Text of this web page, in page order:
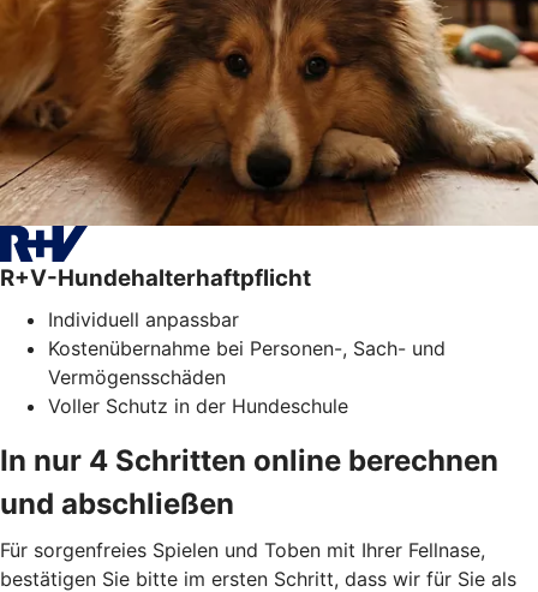
R+V-Hundehalterhaftpflicht
Individuell anpassbar
Kostenübernahme bei Personen-, Sach- und
Vermögensschäden
Voller Schutz in der Hundeschule
In nur 4 Schritten online berechnen
und abschließen
Für sorgenfreies Spielen und Toben mit Ihrer Fellnase,
bestätigen Sie bitte im ersten Schritt, dass wir für Sie als